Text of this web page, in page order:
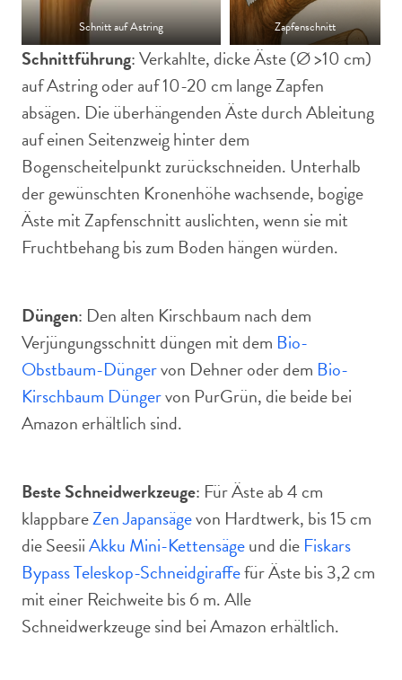
Schnitt auf Astring Zapfenschnitt
Schnittführung: Verkahlte, dicke Äste (Ø >10 cm)
auf Astring oder auf 10-20 cm lange Zapfen
absägen. Die überhängenden Äste durch Ableitung
auf einen Seitenzweig hinter dem
Bogenscheitelpunkt zurückschneiden. Unterhalb
der gewünschten Kronenhöhe wachsende, bogige
Äste mit Zapfenschnitt auslichten, wenn sie mit
Fruchtbehang bis zum Boden hängen würden.
Düngen: Den alten Kirschbaum nach dem
Verjüngungsschnitt düngen mit dem Bio-
Obstbaum-Düngervon Dehner oder dem Bio-
Kirschbaum Düngervon PurGrün, die beide bei
Amazon erhältlich sind.
Beste Schneidwerkzeuge: Für Äste ab 4 cm
klappbareZen Japansägevon Hardtwerk, bis 15 cm
die SeesiiAkku Mini-Kettensägeund die Fiskars
Bypass Teleskop-Schneidgiraffefür Äste bis 3,2 cm
mit einer Reichweite bis 6 m. Alle
Schneidwerkzeuge sind bei Amazon erhältlich.